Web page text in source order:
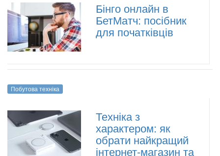
Бінго онлайн в
БетМатч: посібник
для початківців
Побутова техніка
Техніка з
характером: як
обрати найкращий
інтернет-магазин та